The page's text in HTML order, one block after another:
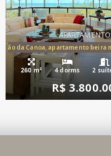
da Canoa, apartamento beira
260 m² 4 dorms 2
R$